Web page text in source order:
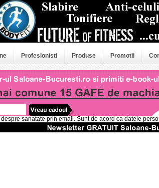
Profesionisti Produse Promotii
sanatate prin email. Sunt de acord ca datele